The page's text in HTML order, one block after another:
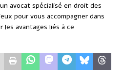
avocat spécialisé en droit des
pour vous accompagner dans
avantages liés à ce